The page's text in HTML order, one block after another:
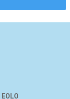
EOLO